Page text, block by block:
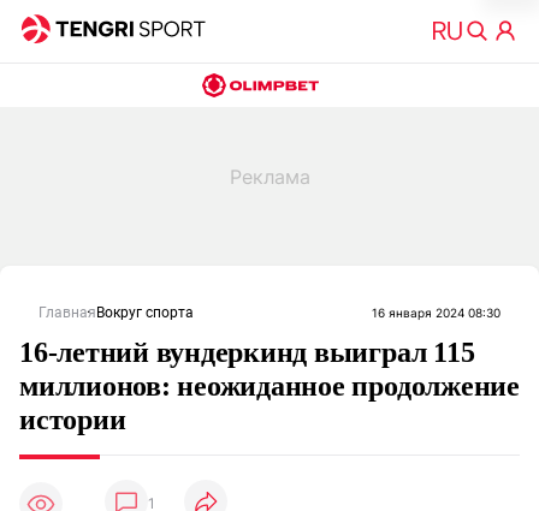
Главная Вокруг спорта 16 января 2024 08:30
16-летний вундеркинд выиграл 115
миллионов: неожиданное продолжение
истории
1